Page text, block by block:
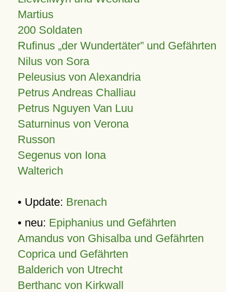
Martius
200 Soldaten
Rufinus „der Wundertäter” und Gefährten
Nilus von Sora
Peleusius von Alexandria
Petrus Andreas Challiau
Petrus Nguyen Van Luu
Saturninus von Verona
Russon
Segenus von Iona
Walterich
• Update: Brenach
• neu: Epiphanius und Gefährten
Amandus von Ghisalba und Gefährten
Coprica und Gefährten
Balderich von Utrecht
Berthanc von Kirkwall